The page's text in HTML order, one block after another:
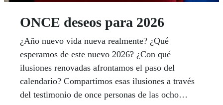
ONCE deseos para 2026
¿Año nuevo vida nueva realmente? ¿Qué
esperamos de este nuevo 2026? ¿Con qué
ilusiones renovadas afrontamos el paso del
calendario? Compartimos esas ilusiones a través
del testimonio de once personas de las ocho